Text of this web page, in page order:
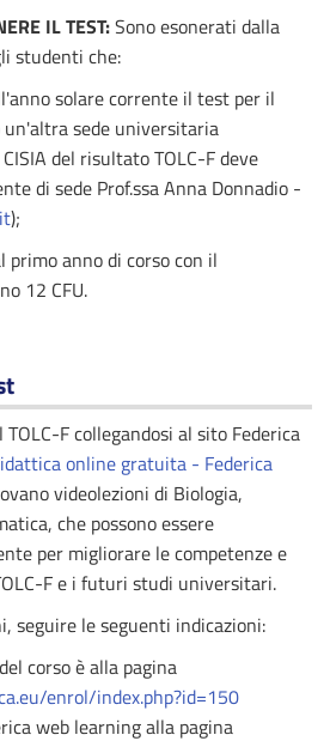
IL TEST:Sono esonerati dalla
studenti che:
solare corrente il test per il
un'altra sede universitaria
del risultato TOLC-F deve
di sede Prof.ssa Anna Donnadio -
);
anno di corso con il
12 CFU.
F collegandosi al sito Federica
online gratuita - Federica
videolezioni di Biologia,
che possono essere
per migliorare le competenze e
F e i futuri studi universitari.
seguire le seguenti indicazioni:
corso è alla pagina
enrol/index.php?id=150
web learning alla pagina